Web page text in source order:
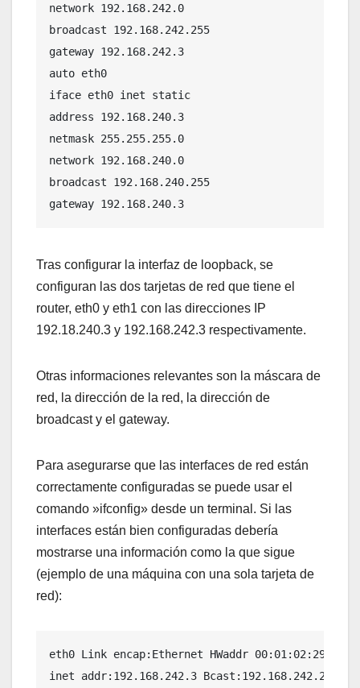
network 192.168.242.0
broadcast 192.168.242.255
gateway 192.168.242.3
auto eth0
iface eth0 inet static
address 192.168.240.3
netmask 255.255.255.0
network 192.168.240.0
broadcast 192.168.240.255
gateway 192.168.240.3
Tras configurar la interfaz de loopback, se
configuran las dos tarjetas de red que tiene el
router, eth0 y eth1 con las direcciones IP
192.18.240.3 y 192.168.242.3 respectivamente.
Otras informaciones relevantes son la máscara de
red, la dirección de la red, la dirección de
broadcast y el gateway.
Para asegurarse que las interfaces de red están
correctamente configuradas se puede usar el
comando »ifconfig» desde un terminal. Si las
interfaces están bien configuradas debería
mostrarse una información como la que sigue
(ejemplo de una máquina con una sola tarjeta de
red):
eth0 Link encap:Ethernet HWaddr
inet addr:192.168.242.3 Bcast:192.168.242.255